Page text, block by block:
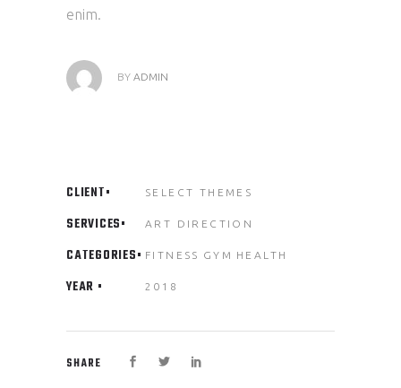
enim.
BY ADMIN
CLIENT SELECT THEMES
SERVICES ART DIRECTION
CATEGORIES FITNESS GYM HEALTH
YEAR 2018
SHARE